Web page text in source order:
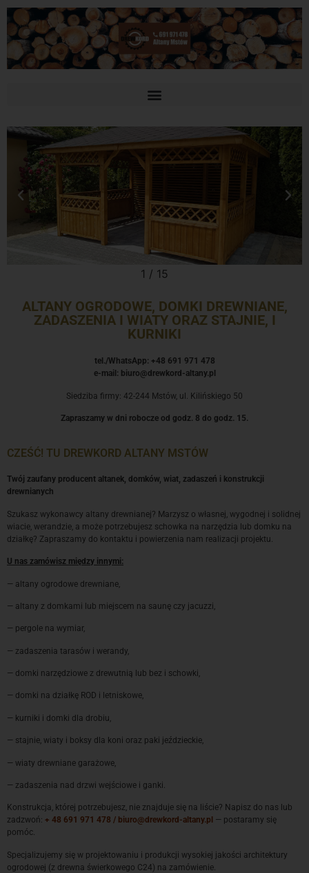
2 /15
ALTANY OGRODOWE, DOMKI DREWNIANE,
ZADASZENIA I WIATY ORAZ STAJNIE, I
KURNIKI
tel./WhatsApp: +48 691 971 478
e-mail: biuro@drewkord-altany.pl
Siedziba firmy: 42-244 Mstów, ul. Kilińskiego 50
Zapraszamy w dni robocze od godz. 8 do godz. 15.
CZEŚĆ! TU DREWKORD ALTANY MSTÓW
Twój zaufany producent altanek, domków, wiat, zadaszeń i konstrukcji
drewnianych
Szukasz wykonawcy altany drewnianej? Marzysz o własnej, wygodnej i solidnej
wiacie, werandzie, a może potrzebujesz schowka na narzędzia lub domku na
działkę? Zapraszamy do kontaktu i powierzenia nam realizacji projektu.
U nas zamówisz między innymi:
— altany ogrodowe drewniane,
— altany z domkami lub miejscem na saunę czy jacuzzi,
— pergole na wymiar,
— zadaszenia tarasów i werandy,
— domki narzędziowe z drewutnią lub bez i schowki,
— domki na działkę ROD i letniskowe,
— kurniki i domki dla drobiu,
— stajnie, wiaty i boksy dla koni oraz paki jeździeckie,
— wiaty drewniane garażowe,
— zadaszenia nad drzwi wejściowe i ganki.
Konstrukcja, której potrzebujesz, nie znajduje się na liście? Napisz do nas lub
zadzwoń: + 48 691 971 478 / biuro@drewkord-altany.pl — postaramy się
pomóc.
Specjalizujemy się w projektowaniu i produkcji wysokiej jakości architektury
ogrodowej (z drewna świerkowego C24) na zamówienie.